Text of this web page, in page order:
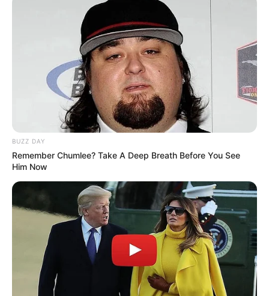
BUZZ DAY
Remember Chumlee? Take A Deep Breath Before You See
Him Now